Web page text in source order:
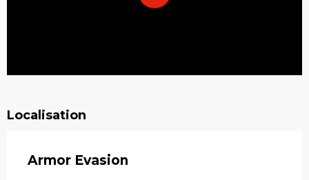
Localisation
Armor Evasion